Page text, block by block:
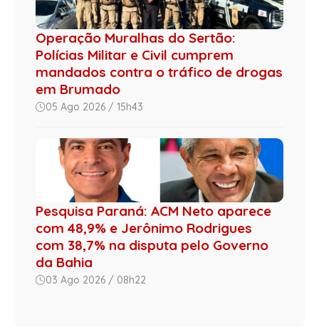
Operação Muralhas do Sertão:
Polícias Militar e Civil cumprem
mandados contra o tráfico de drogas
em Brumado
05 Ago 2026 / 15h43
Pesquisa Paraná: ACM Neto aparece
com 48,9% e Jerônimo Rodrigues
com 38,7% na disputa pelo Governo
da Bahia
03 Ago 2026 / 08h22